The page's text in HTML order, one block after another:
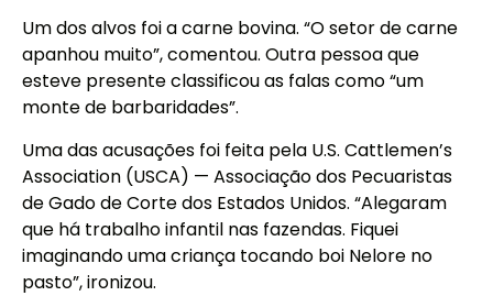
Um dos alvos foi a carne bovina. “O setor de carne
apanhou muito”, comentou. Outra pessoa que
esteve presente classificou as falas como “um
monte de barbaridades”.
Uma das acusações foi feita pela U.S. Cattlemen’s
Association (USCA) — Associação dos Pecuaristas
de Gado de Corte dos Estados Unidos. “Alegaram
que há trabalho infantil nas fazendas. Fiquei
imaginando uma criança tocando boi Nelore no
pasto”, ironizou.